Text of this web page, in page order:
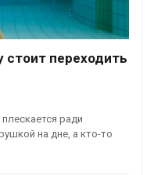
стоит переходить
ради
на дне, а кто-то